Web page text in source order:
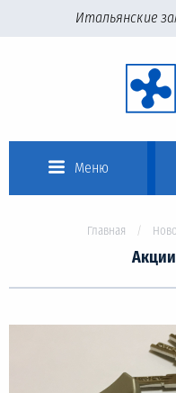
Итальянские
Меню
Главная